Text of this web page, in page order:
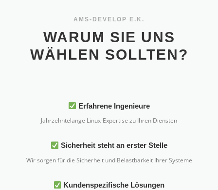
AMS-DEVELOP E.K.
WARUM SIE UNS
WÄHLEN SOLLTEN?
Erfahrene Ingenieure
Jahrzehntelange Linux-Expertise zu Ihren Diensten
Sicherheit steht an erster Stelle
Wir sorgen für die Sicherheit und Belastbarkeit Ihrer Systeme
Kundenspezifische Lösungen